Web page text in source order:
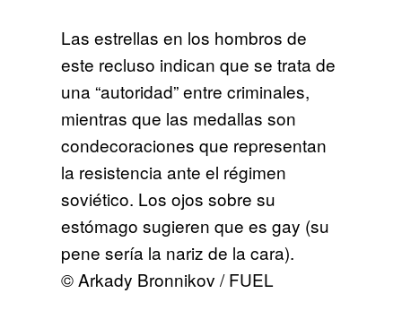
Las estrellas en los hombros de
este recluso indican que se trata de
una “autoridad” entre criminales,
mientras que las medallas son
condecoraciones que representan
la resistencia ante el régimen
soviético. Los ojos sobre su
estómago sugieren que es gay (su
pene sería la nariz de la cara).
© Arkady Bronnikov / FUEL